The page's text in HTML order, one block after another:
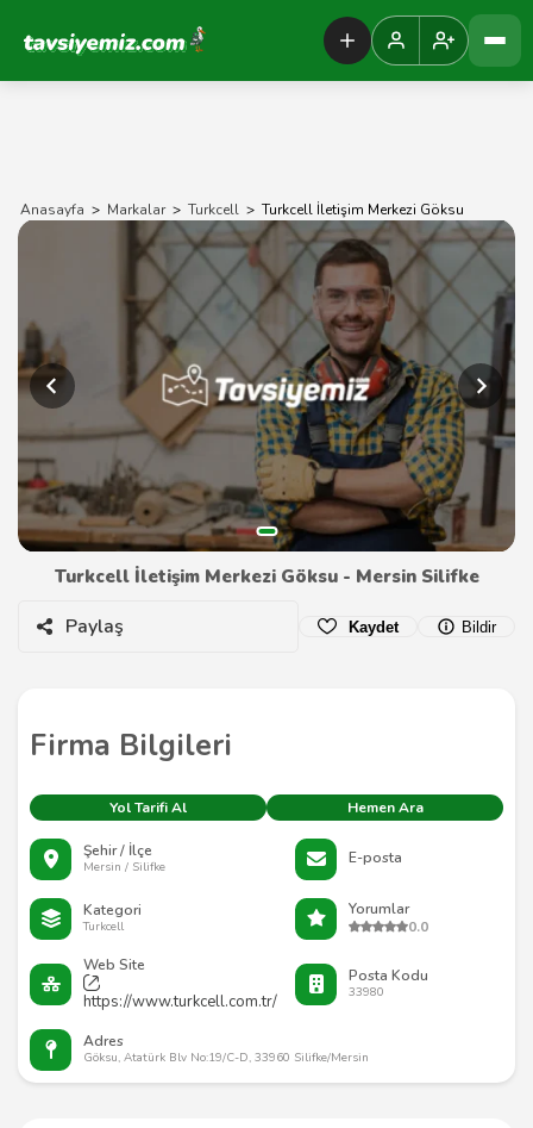
Tavsiyemiz Anasayfa
Anasayfa > Markalar > Turkcell > Turkcell İletişim Merkezi Göksu
Turkcell İletişim Merkezi Göksu - Mersin Silifke
Paylaş Kaydet Bildir
Firma Bilgileri
Yol Tarifi Al Hemen Ara
Şehir / İlçe
Mersin / Silifke E-posta
Kategori
Turkcell
Yorumlar
0.0
Web Site
https://www.turkcell.com.tr/
Posta Kodu
33980
Adres
Göksu, Atatürk Blv No:19/C-D, 33960 Silifke/Mersin